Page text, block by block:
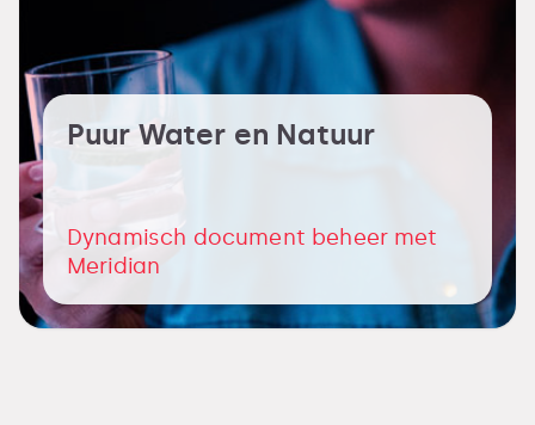
Puur Water en Natuur
Dynamisch document beheer met
Meridian